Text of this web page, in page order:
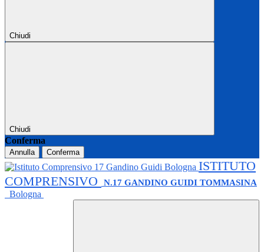
Chiudi
Chiudi
Conferma
Annulla Conferma
ISTITUTO
COMPRENSIVO
N.17 GANDINO GUIDI TOMMASINA
Bologna